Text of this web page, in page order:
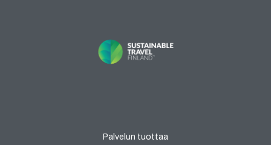
Palvelun tuottaa